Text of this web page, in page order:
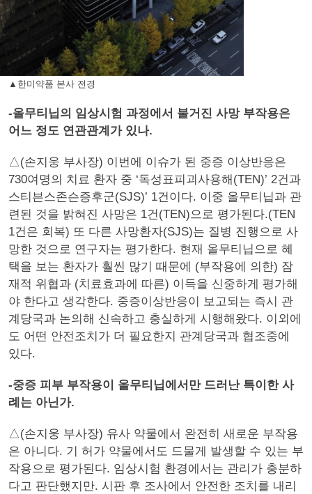
▲한미약품 본사 전경
-올무티닙의 임상시험 과정에서 불거진 사망 부작용은
어느 정도 연관관계가 있나.
△(손지웅 부사장) 이번에 이슈가 된 중증 이상반응은
730여명의 치료 환자 중 ‘독성표피괴사용해(TEN)’ 2건과
스티븐스존슨증후군(SJS)’ 1건이다. 이중 올무티닙과 관
련된 것을 밝혀진 사망은 1건(TEN)으로 평가된다.(TEN
1건은 회복) 또 다른 사망환자(SJS)는 질병 진행으로 사
망한 것으로 연구자는 평가한다. 현재 올무티닙으로 혜
택을 보는 환자가 훨씬 많기 때문에 (부작용에 의한) 잠
재적 위협과 (치료효과에 따른) 이득을 신중하게 평가해
야 한다고 생각한다. 중증이상반응이 보고되는 즉시 관
계당국과 논의해 신속하고 충실하게 시행해왔다. 이외에
도 어떤 안전조치가 더 필요한지 관계당국과 협조중에
있다.
-중증 피부 부작용이 올무티닙에서만 드러난 특이한 사
례는 아닌가.
△(손지웅 부사장) 유사 약물에서 완전히 새로운 부작용
은 아니다. 기 허가 약물에서도 드물게 발생할 수 있는 부
작용으로 평가된다. 임상시험 환경에서는 관리가 충분하
다고 판단했지만. 시판 후 조사에서 안전한 조치를 내리